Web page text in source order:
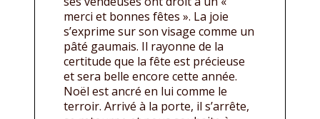
merci et bonnes fêtes ». La joie
s’exprime sur son visage comme un
pâté gaumais. Il rayonne de la
certitude que la fête est précieuse
et sera belle encore cette année.
Noël est ancré en lui comme le
terroir. Arrivé à la porte, il s’arrête,